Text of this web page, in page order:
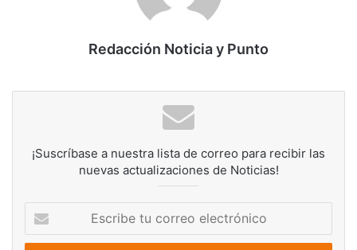
Redacción Noticia y Punto
¡Suscríbase a nuestra lista de correo para recibir las
nuevas actualizaciones de Noticias!
correo